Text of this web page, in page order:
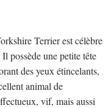
Terrier est célèbre
possède une petite tête
des yeux étincelants,
animal de
vif, mais aussi